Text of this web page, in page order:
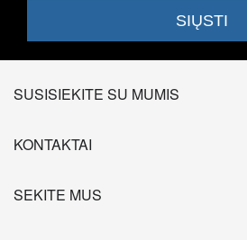
SUSISIEKITE SU MUMIS
KONTAKTAI
SEKITE MUS